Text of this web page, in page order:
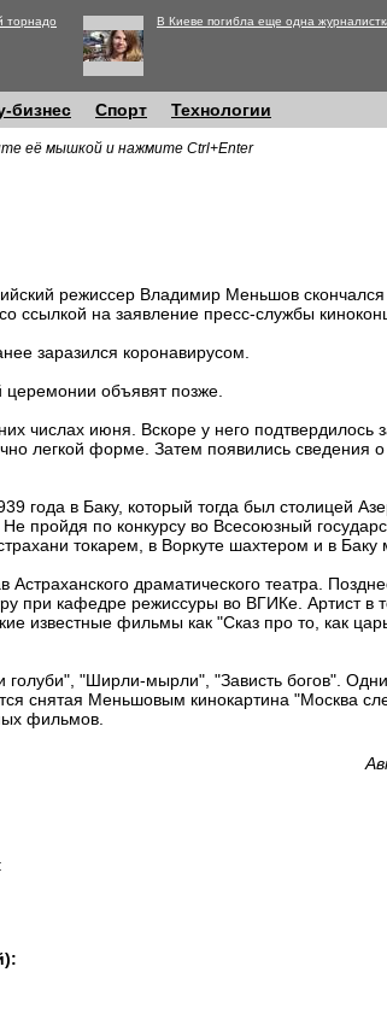
торнадо В Киеве погибла еще одна
бизнес Спорт Технологии
её мышкой и нажмите Ctrl+Enter
режиссер Владимир Меньшов
ссылкой на заявление пресс-службы
заразился коронавирусом.
объявят позже.
числах июня. Вскоре у него подтвердилось
легкой форме. Затем появились сведения о
года в Баку, который тогда был столицей
пройдя по конкурсу во Всесоюзный
токарем, в Воркуте шахтером и в Баку
драматического театра.
при кафедре режиссуры во ВГИКе. Артист в
известные фильмы как "Сказ про то, как
"Ширли-мырли", "Зависть богов".
снятая Меньшовым кинокартина "Москва
фильмов.